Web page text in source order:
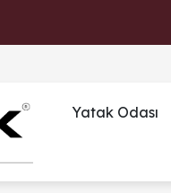
Yatak Odası